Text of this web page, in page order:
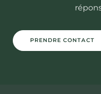
PRENDRE CONTACT